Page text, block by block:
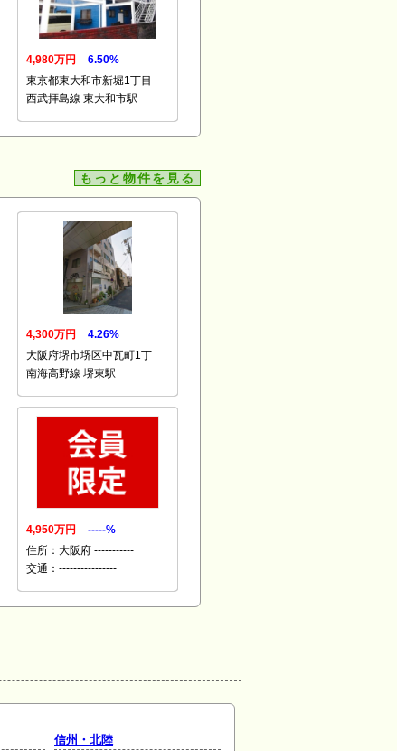
4,980万円
6.50%
東京都東大和市新堀1丁目
西武拝島線 東大和市駅
もっと物件を見る
4,300万円
4.26%
大阪府堺市堺区中瓦町1丁
南海高野線 堺東駅
4,950万円
-----%
住所：大阪府 -----------
交通：----------------
信州・北陸